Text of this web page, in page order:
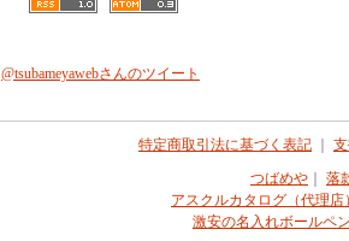
@tsubameyawebさんのツイート
特定商取引法に基づく表記
つばめや
落
アスクルカタログ（代理店）
激安の名入れボールペン